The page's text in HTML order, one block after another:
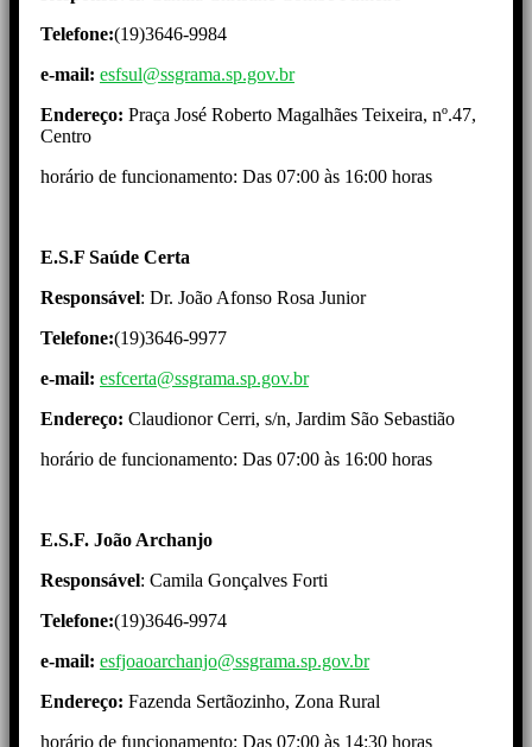
Telefone:(19)3646-9984
e-mail: esfsul@ssgrama.sp.gov.br
Endereço: Praça José Roberto Magalhães Teixeira, nº.47,
Centro
horário de funcionamento: Das 07:00 às 16:00 horas
E.S.F Saúde Certa
Responsável: Dr. João Afonso Rosa Junior
Telefone:(19)3646-9977
e-mail: esfcerta@ssgrama.sp.gov.br
Endereço: Claudionor Cerri, s/n, Jardim São Sebastião
horário de funcionamento: Das 07:00 às 16:00 horas
E.S.F. João Archanjo
Responsável: Camila Gonçalves Forti
Telefone:(19)3646-9974
e-mail: esfjoaoarchanjo@ssgrama.sp.gov.br
Endereço: Fazenda Sertãozinho, Zona Rural
horário de funcionamento: Das 07:00 às 14:30 horas